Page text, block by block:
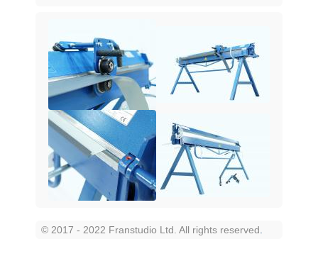
© 2017 - 2022 Franstudio Ltd. All rights reserved